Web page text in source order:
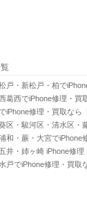
戸・新松戸・柏で
葛西でiPhone修理・買
iPhone修理・買取な
区・駿河区・清水区・
和・蕨・大宮でiPhone
井・姉ヶ崎 iPhone修理
戸でiPhone修理・買取